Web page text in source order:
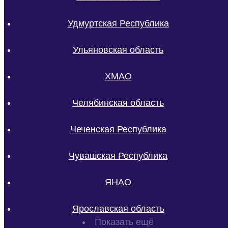
Удмуртская Республика
Ульяновская область
ХМАО
Челябинская область
Чеченская Республика
Чувашская Республика
ЯНАО
Ярославская область
Показать ещё